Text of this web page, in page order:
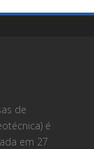
de
é
em 27